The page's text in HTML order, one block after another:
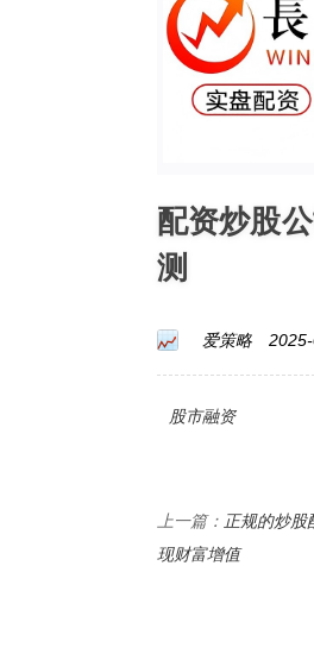
配资炒股
测
爱策略
股市融资
上一篇： 正规的炒
现财富增值